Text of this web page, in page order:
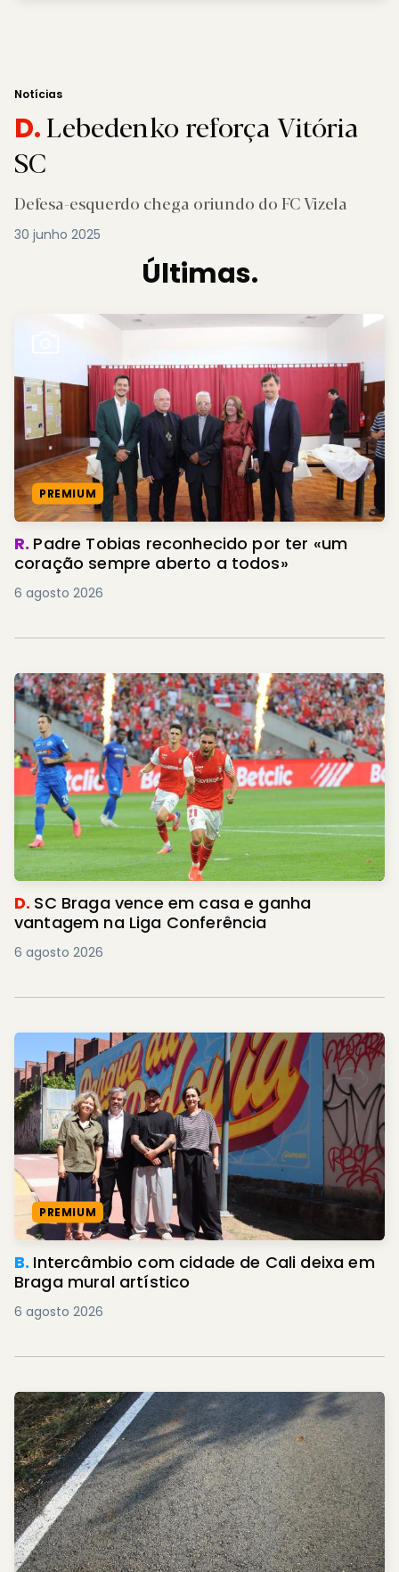
Notícias
D.Lebedenko reforça Vitória
SC
Defesa-esquerdo chega oriundo do FC Vizela
30 junho 2025
Últimas.
PREMIUM
R. Padre Tobias reconhecido por ter «um
coração sempre aberto a todos»
6 agosto 2026
D. SC Braga vence em casa e ganha
vantagem na Liga Conferência
6 agosto 2026
PREMIUM
B. Intercâmbio com cidade de Cali deixa em
Braga mural artístico
6 agosto 2026